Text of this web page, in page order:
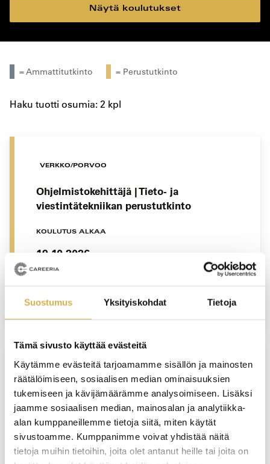
Suostumus Yksityiskohdat Tietoja
Tämä sivusto käyttää evästeitä
Käytämme evästeitä tarjoamamme sisällön ja mainosten
räätälöimiseen, sosiaalisen median ominaisuuksien
tukemiseen ja kävijämäärämme analysoimiseen. Lisäksi
jaamme sosiaalisen median, mainosalan ja analytiikka-
alan kumppaneillemme tietoja siitä, miten käytät
sivustoamme. Kumppanimme voivat yhdistää näitä
tietoja muihin tietoihin, joita olet antanut heille tai joita on
Näytä koulutukset
= Ammattitutkinto = Perustutkinto
Haku tuotti osumia: 2 kpl
VERKKO/PORVOO
Ohjelmistokehittäjä | Tieto- ja
viestintätekniikan perustutkinto
KOULUTUS ALKAA
19.10.2026
14.8.2026
Isännöinnin työvoimakoulutus (nro
26061861) | Isännöinnin ammattitutkinto |
Työvoimakoulutus
KOULUTUS ALKAA